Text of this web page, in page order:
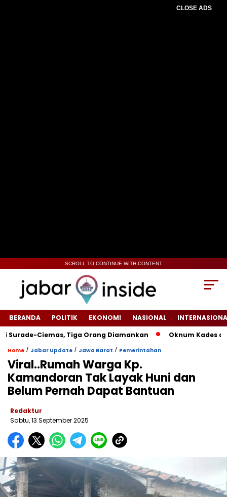
CLOSE ADS
SCROLL TO CONTINUE WITH CONTENT
BERANDA POLITIK EKONOMI NASIONAL
Ciemas, Tiga Orang Diamankan
Oknum Kades di
Home / Jabar Update / Jawa Barat / Pemerintahan
Viral..Rumah Warga Kp.
Kamandoran Tak Layak Huni dan
Belum Pernah Dapat Bantuan
Redaktur
Sabtu, 13 September 2025